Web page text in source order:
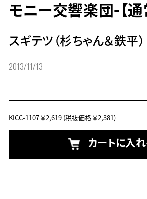
モニー交響楽団-【通
スギテツ（杉ちゃん＆鉄平）
2013/11/13
KICC-1107￥2,619(税抜価格 ￥2,381)
カートに入れ